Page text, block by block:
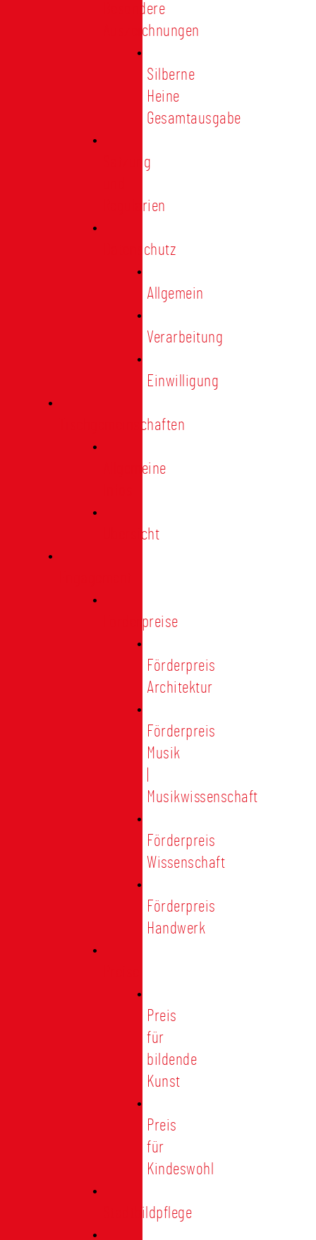
Besondere
Auszeichnungen
Silberne
Heine
Gesamtausgabe
Satzung
Regularien
Datenschutz
Allgemein
Verarbeitung
Einwilligung
Tischgemeinschaften
Allgemeine
Übersicht
Förderpreise
Förderpreis
Architektur
Förderpreis
Musik
Musikwissenschaft
Förderpreis
Wissenschaft
Förderpreis
Handwerk
Preis
für
bildende
Kunst
Preis
für
Kindeswohl
Stadtbildpflege